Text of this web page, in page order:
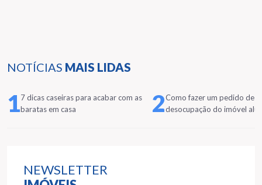
NOTÍCIAS MAIS LIDAS
17 dicas caseiras para acabar com as
baratas em casa
2Como fazer um pedido de
desocupação do imóvel
NEWSLETTER